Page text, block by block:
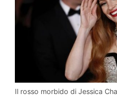
Il rosso morbido di Jessica